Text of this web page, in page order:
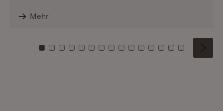
Mehr
Zu Kachel: 0
Zu Kachel: 1
Zu Kachel: 2
Zu Kachel: 3
Zu Kachel: 4
Zu Kachel: 5
Zu Kachel: 6
Zu Kachel: 7
Zu Kachel: 8
Zu Kachel: 9
Zu Kachel: 10
Zu Kachel: 11
Zu Kachel: 12
Zu Kachel:
Zu